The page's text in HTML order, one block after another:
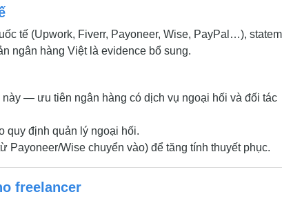
tế (Upwork, Fiverr, Payoneer, Wise, PayPal…),
ngân hàng Việt là evidence bổ sung.
— ưu tiên ngân hàng có dịch vụ ngoại hối và đối tác
quy định quản lý ngoại hối.
Payoneer/Wise chuyển vào) để tăng tính thuyết phục.
freelancer